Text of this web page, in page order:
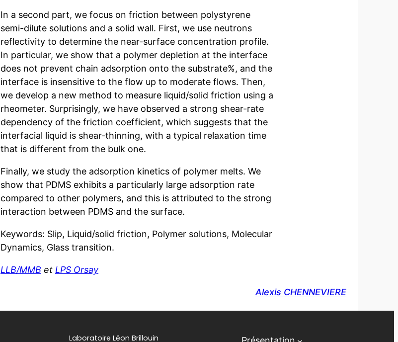
In a second part, we focus on friction between polystyrene
semi-dilute solutions and a solid wall. First, we use neutrons
reflectivity to determine the near-surface concentration profile.
In particular, we show that a polymer depletion at the interface
does not prevent chain adsorption onto the substrate%, and the
interface is insensitive to the flow up to moderate flows. Then,
we develop a new method to measure liquid/solid friction using a
rheometer. Surprisingly, we have observed a strong shear-rate
dependency of the friction coefficient, which suggests that the
interfacial liquid is shear-thinning, with a typical relaxation time
that is different from the bulk one.
Finally, we study the adsorption kinetics of polymer melts. We
show that PDMS exhibits a particularly large adsorption rate
compared to other polymers, and this is attributed to the strong
interaction between PDMS and the surface.
Keywords: Slip, Liquid/solid friction, Polymer solutions, Molecular
Dynamics, Glass transition.
LLB/MMB et LPS Orsay
Alexis CHENNEVIERE
Laboratoire Léon Brillouin